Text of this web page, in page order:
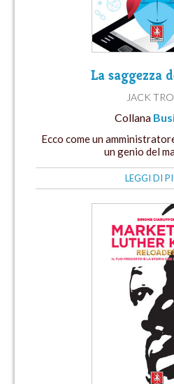
La saggezza
JACK
Collana
Ecco come un
un genio del
LEGGI DI